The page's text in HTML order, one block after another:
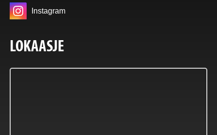
Instagram
LOKAASJE